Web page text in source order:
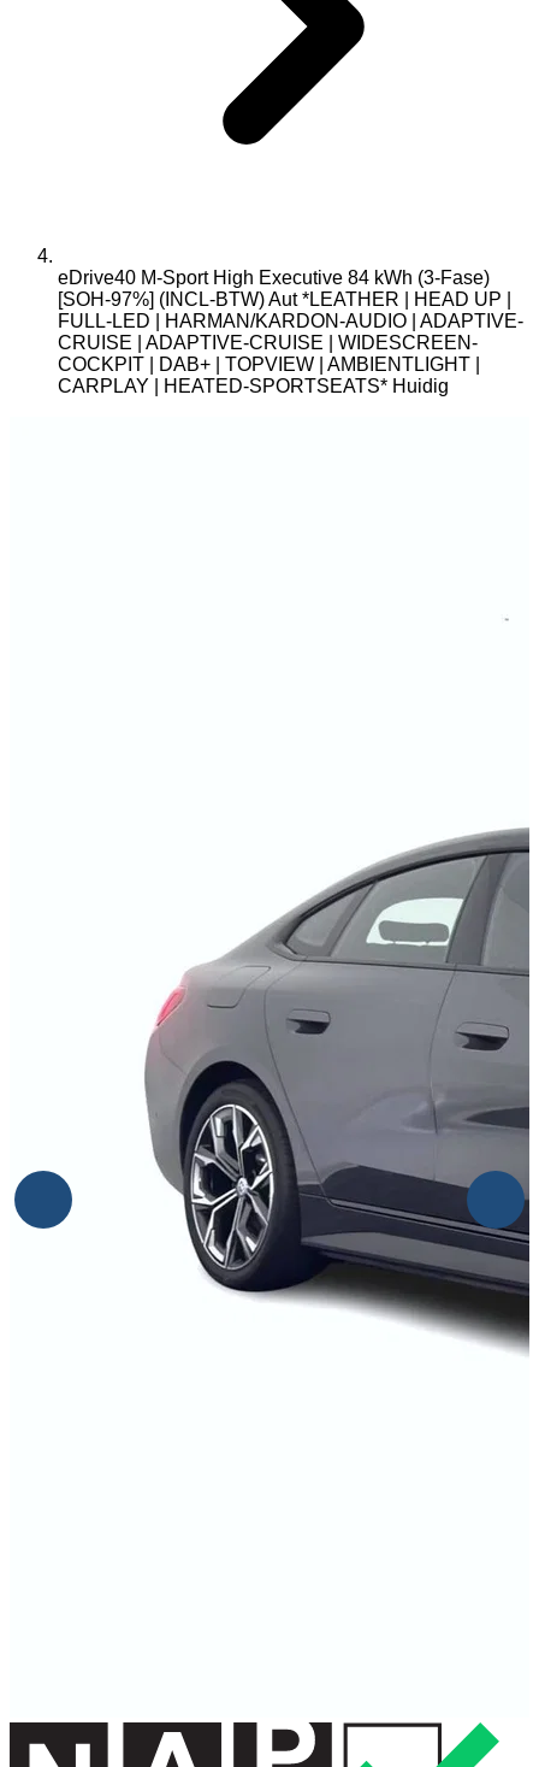
eDrive40 M-Sport High Executive 84 kWh (3-Fase)
[SOH-97%] (INCL-BTW) Aut *LEATHER | HEAD UP |
FULL-LED | HARMAN/KARDON-AUDIO | ADAPTIVE-
CRUISE | ADAPTIVE-CRUISE | WIDESCREEN-
COCKPIT | DAB+ | TOPVIEW | AMBIENTLIGHT |
CARPLAY | HEATED-SPORTSEATS* Huidig